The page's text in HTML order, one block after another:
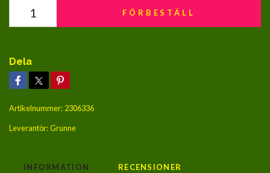
FÖRBESTÄLL
Dela
Artikelnummer: 2306336
Leverantör:Grunne
INFORMATION RECENSIONER